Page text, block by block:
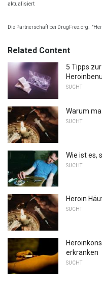
aktualisiert
Die Partnerschaft bei DrugFree.org.
Related Content
5 Tipps
SUCHT
Warum
SUCHT
Wie ist es,
SUCHT
Heroin
SUCHT
erkranken
SUCHT